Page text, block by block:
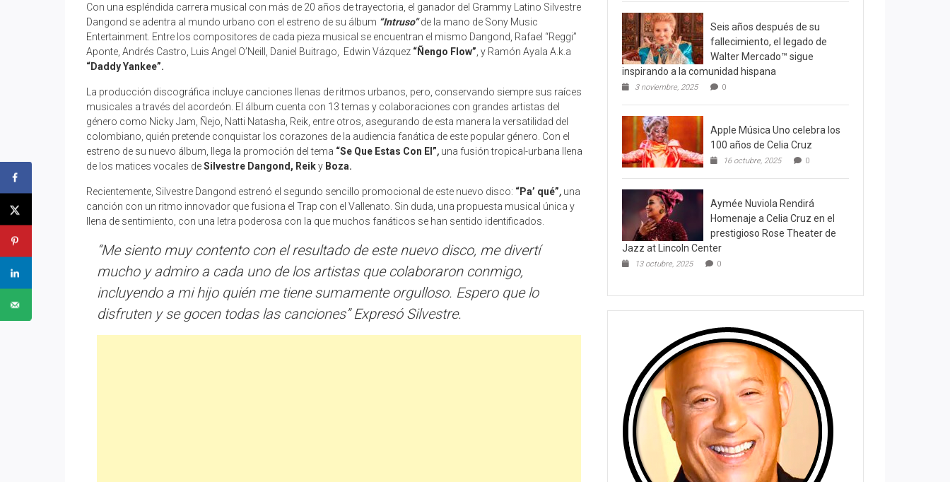
Con una espléndida carrera musical con más de 20 años de trayectoria, el ganador del Grammy Latino Silvestre
Dangond se adentra al mundo urbano con el estreno de su álbum “Intruso”de la mano de Sony Music
Entertainment. Entre los compositores de cada pieza musical se encuentran el mismo Dangond, Rafael “Reggi”
Aponte, Andrés Castro, Luis Angel O’Neill, Daniel Buitrago, Edwin Vázquez “Ñengo Flow” , y Ramón Ayala A.k.a
“Daddy Yankee”.
La producción discográfica incluye canciones llenas de ritmos urbanos, pero, conservando siempre sus raíces
musicales a través del acordeón. El álbum cuenta con 13 temas y colaboraciones con grandes artistas del
género como Nicky Jam, Ñejo, Natti Natasha, Reik, entre otros, asegurando de esta manera la versatilidad del
colombiano, quién pretende conquistar los corazones de la audiencia fanática de este popular género. Con el
estreno de su nuevo álbum, llega la promoción del tema “Se Que Estas Con El”, una fusión tropical-urbana llena
de los matices vocales deSilvestre Dangond, Reiky Boza.
Recientemente, Silvestre Dangond estrenó el segundo sencillo promocional de este nuevo disco: “Pa’ qué”, una
canción con un ritmo innovador que fusiona el Trap con el Vallenato. Sin duda, una propuesta musical única y
llena de sentimiento, con una letra poderosa con la que muchos fanáticos se han sentido identificados.
“Me siento muy contento con el resultado de este nuevo disco, me divertí
mucho y admiro a cada uno de los artistas que colaboraron conmigo,
incluyendo a mi hijo quién me tiene sumamente orgulloso. Espero que lo
disfruten y se gocen todas las canciones”Expresó Silvestre.
Seis años después de su
fallecimiento, el legado de
Walter Mercado™ sigue
inspirando a la comunidad hispana
3 noviembre, 2025 0
Apple Música Uno celebra los
100 años de Celia Cruz
16 octubre, 2025 0
Aymée Nuviola Rendirá
Homenaje a Celia Cruz en el
prestigioso Rose Theater de
Jazz at Lincoln Center
13 octubre, 2025 0